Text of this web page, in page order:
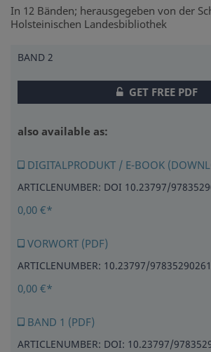
In 12 Bänden; herausgegeben von der
Holsteinischen Landesbibliothek
BAND 2
GET FREE PDF
also available as:
DIGITALPRODUKT / E-BOOK
ARTICLENUMBER: DOI 10.23797/
0,00 €*
VORWORT (PDF)
ARTICLENUMBER: 10.23797/
0,00 €*
BAND 1 (PDF)
ARTICLENUMBER: DOI: 10.23797/